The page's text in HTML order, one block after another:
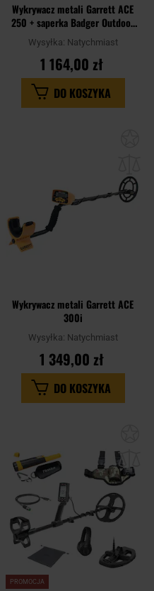
Wykrywacz metali Garrett ACE
250 + saperka Badger Outdoor
Forces Shovel - zestaw
Wysyłka: Natychmiast
1 164,00 zł
DO KOSZYKA
Wykrywacz metali Garrett ACE
300i
Wysyłka: Natychmiast
1 349,00 zł
DO KOSZYKA
schowka
PROMOCJA